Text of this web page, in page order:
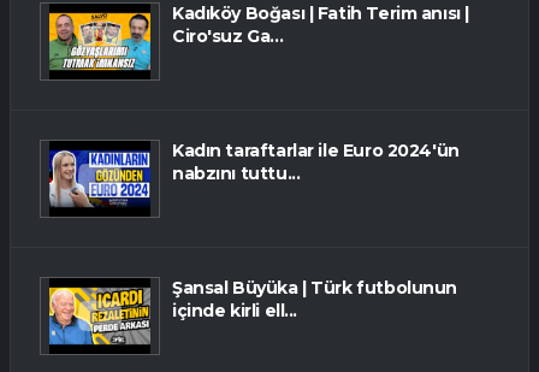
Kadıköy Boğası | Fatih Terim anısı |
Ciro'suz Ga...
Kadın taraftarlar ile Euro 2024'ün
nabzını tuttu...
Şansal Büyüka | Türk futbolunun
içinde kirli ell...